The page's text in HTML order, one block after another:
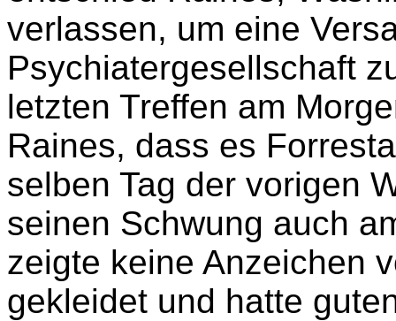
verlassen, um eine
Psychiatergesellschaft
letzten Treffen am
Raines, dass es
selben Tag der vorigen
seinen Schwung auch
zeigte keine Anzeichen
gekleidet und hatte